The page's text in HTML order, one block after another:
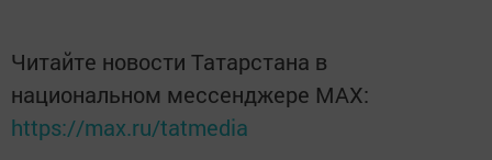
Читайте новости Татарстана в
национальном мессенджере MАХ:
https://max.ru/tatmedia